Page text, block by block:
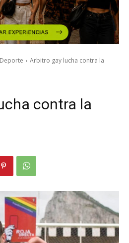
Deporte
Arbitro gay lucha contra la
contra la